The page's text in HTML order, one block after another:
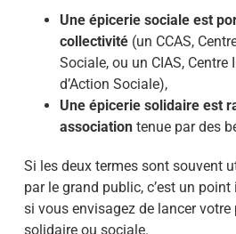
Une épicerie sociale est
collectivité (un CCAS,
Sociale, ou un CIAS,
d’Action Sociale),
Une épicerie solidaire est
associationtenue par des
Si les deux termes sont souvent
par le grand public, c’est un
si vous envisagez de lancer votre
solidaire ou sociale.